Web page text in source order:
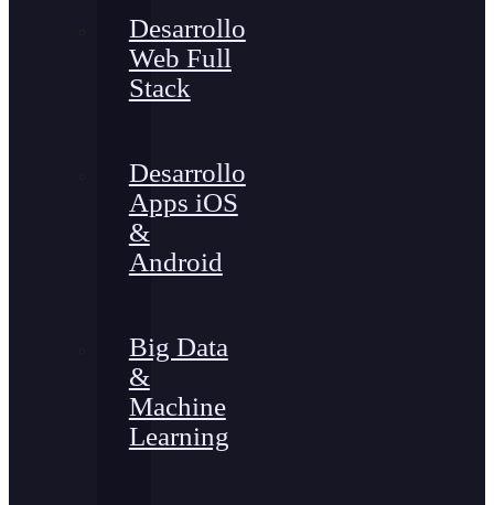
Desarrollo
Web Full
Stack
Desarrollo
Apps iOS
&
Android
Big Data
&
Machine
Learning